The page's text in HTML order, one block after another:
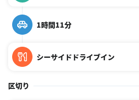
1時間11分
シーサイドドライブイン
区切り